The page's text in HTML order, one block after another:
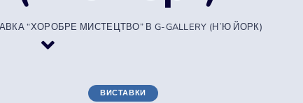
“ХОРОБРЕ МИСТЕЦТВО” В G-GALLERY (НʼЮ ЙОРК)
ВИСТАВКИ